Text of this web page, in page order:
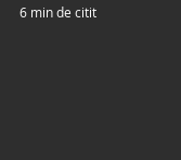
6 min de citit